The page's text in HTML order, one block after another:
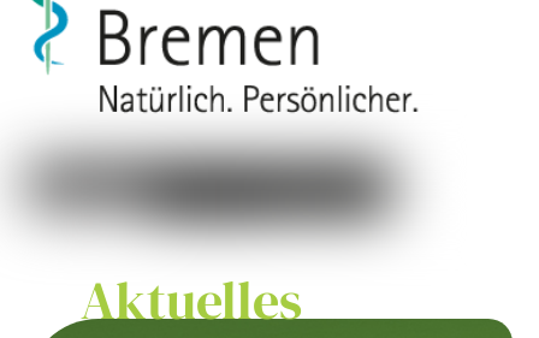
Aktuelles